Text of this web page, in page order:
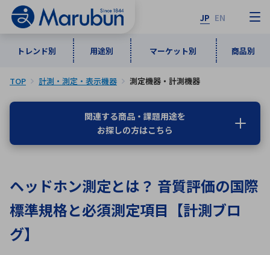
JP EN
トレンド別 用途別 マーケット別 商品別
トレンド別
インダストリアルDXソリューション
5G・Local 5G
用途別
通信・ネットワーク
監視・セキュリティ
マーケット別
情報通信 宇宙・防衛
商品別
計測・測定・表示機器 検査・分析機器
メーカ一覧
な行
は行 ま行
や行
ら行
わ行
TOP 計測・測定・表示機器 測定機器・計測機器
関連する商品・課題用途を
お探しの方はこちら
ヘッドホン測定とは？ 音質評価の国際
標準規格と必須測定項目【計測ブロ
グ】